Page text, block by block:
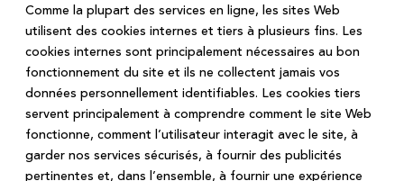
Comme la plupart des services en ligne, les sites Web
utilisent des cookies internes et tiers à plusieurs fins. Les
cookies internes sont principalement nécessaires au bon
fonctionnement du site et ils ne collectent jamais vos
données personnellement identifiables. Les cookies tiers
servent principalement à comprendre comment le site Web
fonctionne, comment l’utilisateur interagit avec le site, à
garder nos services sécurisés, à fournir des publicités
pertinentes et, dans l’ensemble, à fournir une expérience